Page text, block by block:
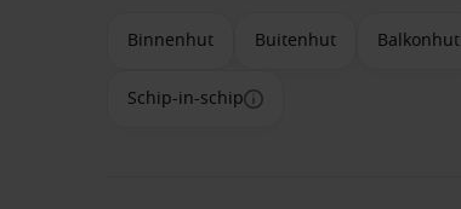
Binnenhut Buitenhut Balkonhut
Schip-in-schip